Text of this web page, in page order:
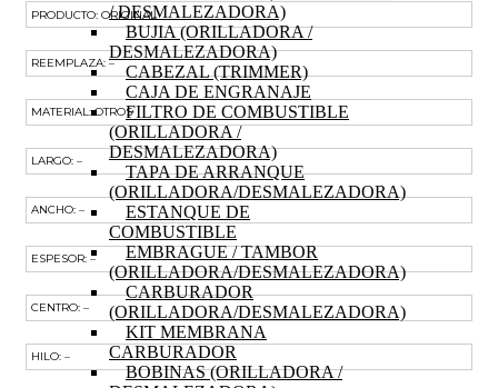
/ DESMALEZADORA)
BUJIA (ORILLADORA /
DESMALEZADORA)
CABEZAL (TRIMMER)
CAJA DE ENGRANAJE
FILTRO DE COMBUSTIBLE
(ORILLADORA /
DESMALEZADORA)
TAPA DE ARRANQUE
(ORILLADORA/DESMALEZADORA)
ESTANQUE DE
COMBUSTIBLE
EMBRAGUE / TAMBOR
(ORILLADORA/DESMALEZADORA)
CARBURADOR
(ORILLADORA/DESMALEZADORA)
KIT MEMBRANA
CARBURADOR
BOBINAS (ORILLADORA /
PRODUCTO: ORIGINAL
REEMPLAZA: –
MATERIAL: OTROS
LARGO: –
ANCHO: –
ESPESOR: –
CENTRO: –
HILO: –